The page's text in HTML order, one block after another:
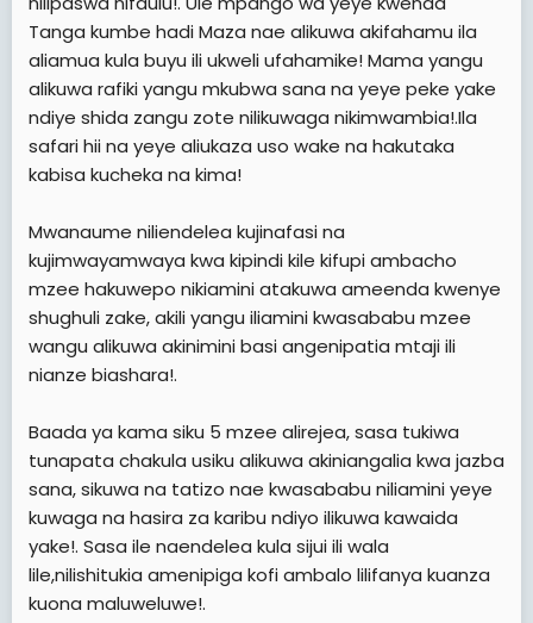
Tanga kumbe hadi Maza nae alikuwa akifahamu ila
aliamua kula buyu ili ukweli ufahamike! Mama yangu
alikuwa rafiki yangu mkubwa sana na yeye peke yake
ndiye shida zangu zote nilikuwaga nikimwambia!.Ila
safari hii na yeye aliukaza uso wake na hakutaka
kabisa kucheka na kima!
Mwanaume niliendelea kujinafasi na
kujimwayamwaya kwa kipindi kile kifupi ambacho
mzee hakuwepo nikiamini atakuwa ameenda kwenye
shughuli zake, akili yangu iliamini kwasababu mzee
wangu alikuwa akinimini basi angenipatia mtaji ili
nianze biashara!.
Baada ya kama siku 5 mzee alirejea, sasa tukiwa
tunapata chakula usiku alikuwa akiniangalia kwa jazba
sana, sikuwa na tatizo nae kwasababu niliamini yeye
kuwaga na hasira za karibu ndiyo ilikuwa kawaida
yake!. Sasa ile naendelea kula sijui ili wala
lile,nilishitukia amenipiga kofi ambalo lilifanya kuanza
kuona maluweluwe!.